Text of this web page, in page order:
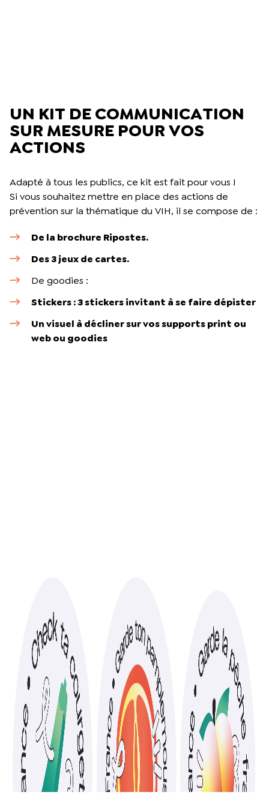
UN KIT DE COMMUNICATION
SUR MESURE POUR VOS
ACTIONS
Adapté à tous les publics, ce kit est fait pour vous !
Si vous souhaitez mettre en place des actions de
prévention sur la thématique du VIH, il se compose de :
De la brochure Ripostes.
Des 3 jeux de cartes.
De goodies :
Stickers : 3 stickers invitant à se faire dépister
Un visuel à décliner sur vos supports print ou
web ou goodies